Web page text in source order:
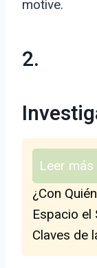
motive.
2.
Leer más
¿Con
Espacio el
Claves de